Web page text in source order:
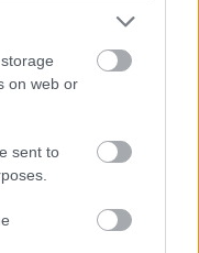
on web or
sent to